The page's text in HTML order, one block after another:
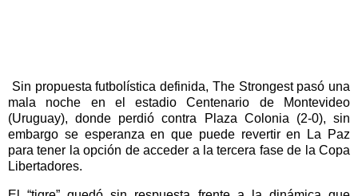
Sin propuesta futbolística definida, The Strongest pasó una
mala noche en el estadio Centenario de Montevideo
(Uruguay), donde perdió contra Plaza Colonia (2-0), sin
embargo se esperanza en que puede revertir en La Paz
para tener la opción de acceder a la tercera fase de la Copa
Libertadores.